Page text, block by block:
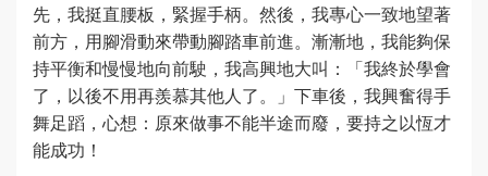
先，我挺直腰板，緊握手柄。然後，我專心一致地望著
前方，用腳滑動來帶動腳踏車前進。漸漸地，我能夠保
持平衡和慢慢地向前駛，我高興地大叫：「我終於學會
了，以後不用再羨慕其他人了。」下車後，我興奮得手
舞足蹈，心想：原來做事不能半途而廢，要持之以恆才
能成功！